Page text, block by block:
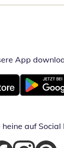
App
Fenster
Öffnet in
heine auf Social